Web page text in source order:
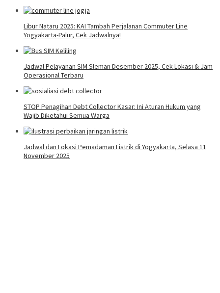
Libur Nataru 2025: KAI Tambah Perjalanan Commuter Line
Yogyakarta-Palur, Cek Jadwalnya!
Jadwal Pelayanan SIM Sleman Desember 2025, Cek Lokasi & Jam
Operasional Terbaru
STOP Penagihan Debt Collector Kasar: Ini Aturan Hukum yang
Wajib Diketahui Semua Warga
Jadwal dan Lokasi Pemadaman Listrik di Yogyakarta, Selasa 11
November 2025